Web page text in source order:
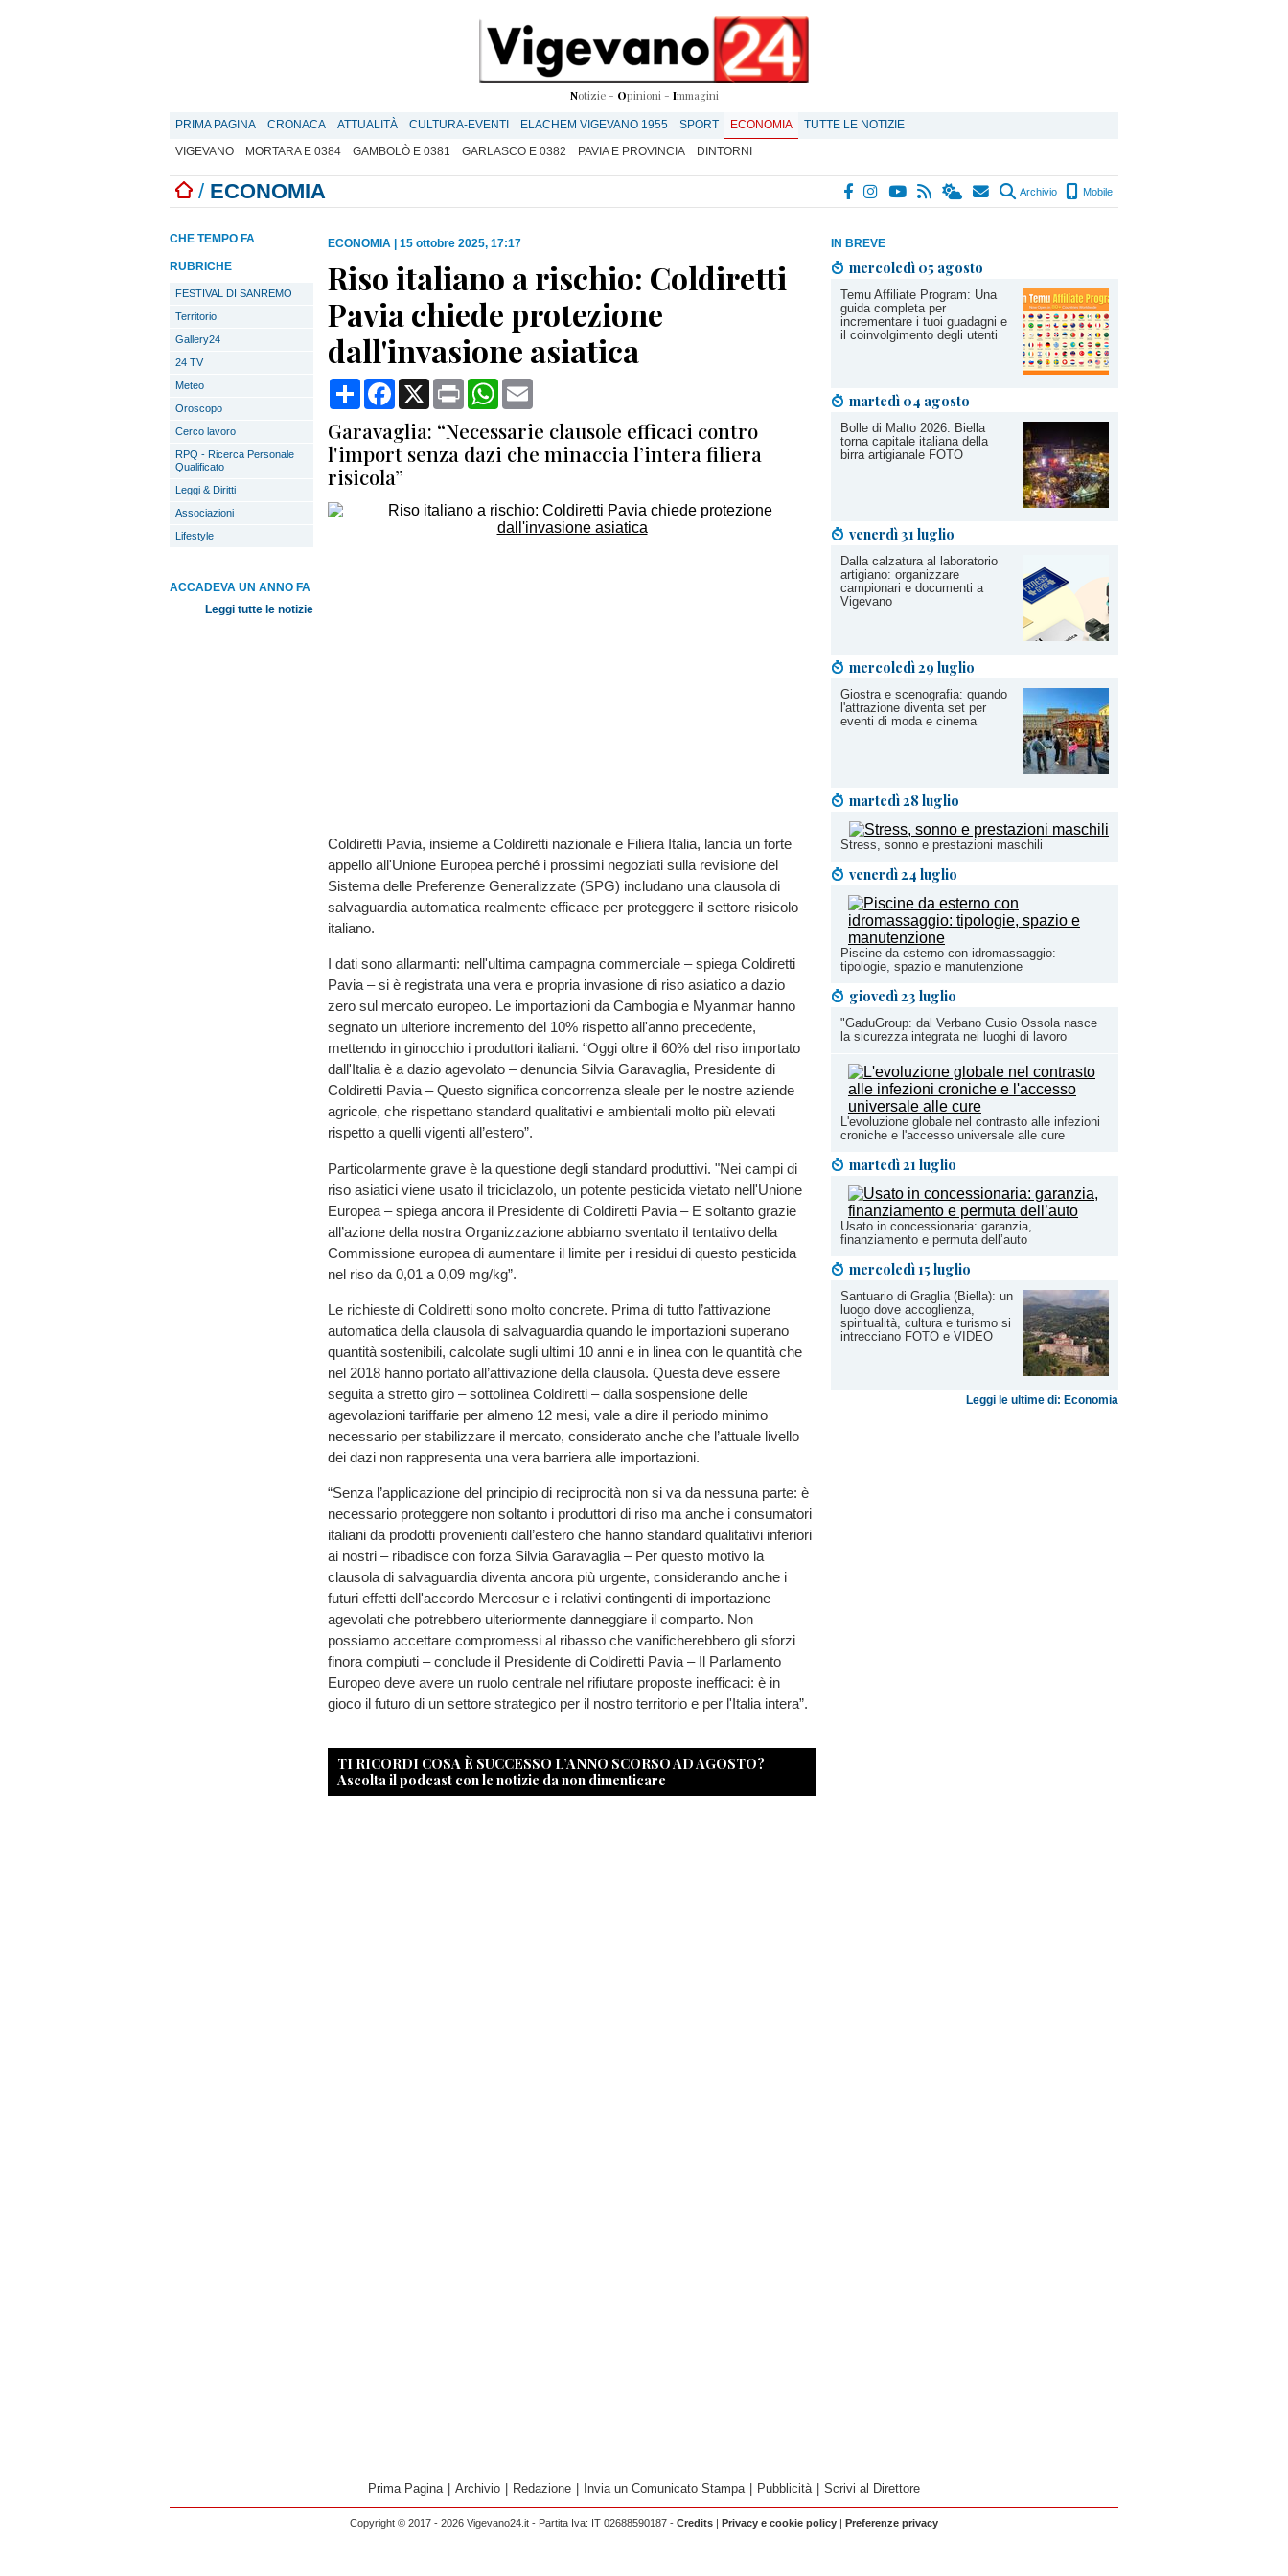
Notizie - Opinioni - Immagini
PRIMA PAGINA CRONACA ATTUALITÀ CULTURA-EVENTI ELACHEM VIGEVANO 1955 SPORT ECONOMIA
TUTTE LE NOTIZIE
VIGEVANO
MORTARA E 0384 GAMBOLÒ E 0381 GARLASCO E 0382 PAVIA E PROVINCIA DINTORNI
/ ECONOMIA Archivio Mobile
IN BREVE
mercoledì 05 agosto
Temu Affiliate Program: Una
guida completa per
incrementare i tuoi guadagni e
il coinvolgimento degli utenti
martedì 04 agosto
Bolle di Malto 2026: Biella
torna capitale italiana della
birra artigianale FOTO
venerdì 31 luglio
Dalla calzatura al laboratorio
artigiano: organizzare
campionari e documenti a
Vigevano
mercoledì 29 luglio
Giostra e scenografia: quando
l'attrazione diventa set per
eventi di moda e cinema
martedì 28 luglio
Stress, sonno e prestazioni maschili
venerdì 24 luglio
Piscine da esterno con idromassaggio:
tipologie, spazio e manutenzione
giovedì 23 luglio
"GaduGroup: dal Verbano Cusio Ossola nasce
la sicurezza integrata nei luoghi di lavoro
L'evoluzione globale nel contrasto alle infezioni
croniche e l'accesso universale alle cure
martedì 21 luglio
Usato in concessionaria: garanzia,
finanziamento e permuta dell’auto
mercoledì 15 luglio
Santuario di Graglia (Biella): un
luogo dove accoglienza,
spiritualità, cultura e turismo si
intrecciano FOTO e VIDEO
Leggi le ultime di: Economia
CHE TEMPO FA
RUBRICHE
FESTIVAL DI SANREMO
Territorio
Gallery24
24 TV
Meteo
Oroscopo
Cerco lavoro
RPQ - Ricerca Personale
Qualificato
Leggi & Diritti
Associazioni
Lifestyle
ACCADEVA UN ANNO FA
Leggi tutte le notizie
ECONOMIA 15 ottobre 2025, 17:17
Riso italiano a rischio: Coldiretti
Pavia chiede protezione
dall'invasione asiatica
CondividiFacebook
X Print WhatsApp
Garavaglia: “Necessarie clausole efficaci contro
l'import senza dazi che minaccia l’intera filiera
risicola”
Coldiretti Pavia, insieme a Coldiretti nazionale e Filiera Italia, lancia un forte
appello all'Unione Europea perché i prossimi negoziati sulla revisione del
Sistema delle Preferenze Generalizzate (SPG) includano una clausola di
salvaguardia automatica realmente efficace per proteggere il settore risicolo
italiano.
I dati sono allarmanti: nell'ultima campagna commerciale – spiega Coldiretti
Pavia – si è registrata una vera e propria invasione di riso asiatico a dazio
zero sul mercato europeo. Le importazioni da Cambogia e Myanmar hanno
segnato un ulteriore incremento del 10% rispetto all'anno precedente,
mettendo in ginocchio i produttori italiani. “Oggi oltre il 60% del riso importato
dall'Italia è a dazio agevolato – denuncia Silvia Garavaglia, Presidente di
Coldiretti Pavia – Questo significa concorrenza sleale per le nostre aziende
agricole, che rispettano standard qualitativi e ambientali molto più elevati
rispetto a quelli vigenti all’estero”.
Particolarmente grave è la questione degli standard produttivi. "Nei campi di
riso asiatici viene usato il triciclazolo, un potente pesticida vietato nell'Unione
Europea – spiega ancora il Presidente di Coldiretti Pavia – E soltanto grazie
all’azione della nostra Organizzazione abbiamo sventato il tentativo della
Commissione europea di aumentare il limite per i residui di questo pesticida
nel riso da 0,01 a 0,09 mg/kg”.
Le richieste di Coldiretti sono molto concrete. Prima di tutto l’attivazione
automatica della clausola di salvaguardia quando le importazioni superano
quantità sostenibili, calcolate sugli ultimi 10 anni e in linea con le quantità che
nel 2018 hanno portato all’attivazione della clausola. Questa deve essere
seguita a stretto giro – sottolinea Coldiretti – dalla sospensione delle
agevolazioni tariffarie per almeno 12 mesi, vale a dire il periodo minimo
necessario per stabilizzare il mercato, considerato anche che l’attuale livello
dei dazi non rappresenta una vera barriera alle importazioni.
“Senza l’applicazione del principio di reciprocità non si va da nessuna parte: è
necessario proteggere non soltanto i produttori di riso ma anche i consumatori
italiani da prodotti provenienti dall’estero che hanno standard qualitativi inferiori
ai nostri – ribadisce con forza Silvia Garavaglia – Per questo motivo la
clausola di salvaguardia diventa ancora più urgente, considerando anche i
futuri effetti dell'accordo Mercosur e i relativi contingenti di importazione
agevolati che potrebbero ulteriormente danneggiare il comparto. Non
possiamo accettare compromessi al ribasso che vanificherebbero gli sforzi
finora compiuti – conclude il Presidente di Coldiretti Pavia – Il Parlamento
Europeo deve avere un ruolo centrale nel rifiutare proposte inefficaci: è in
gioco il futuro di un settore strategico per il nostro territorio e per l'Italia intera”.
TI RICORDI COSA È SUCCESSO L’ANNO SCORSO AD AGOSTO?
Ascolta il podcast con le notizie da non dimenticare
Prima Pagina Archivio Redazione Invia un Comunicato Stampa Pubblicità Scrivi al Direttore
Copyright © 2017 - 2026 Vigevano24.it - Partita Iva: IT 02688590187 - Credits | Privacy e cookie policy | Preferenze privacy